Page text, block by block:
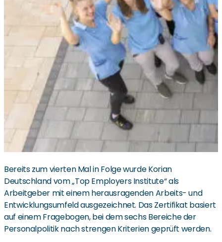
Bereits zum vierten Mal in Folge wurde Korian
Deutschland vom „Top Employers Institute“ als
Arbeitgeber mit einem herausragenden Arbeits- und
Entwicklungsumfeld ausgezeichnet. Das Zertifikat basiert
auf einem Fragebogen, bei dem sechs Bereiche der
Personalpolitik nach strengen Kriterien geprüft werden.